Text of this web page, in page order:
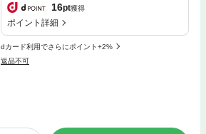
16pt獲得
ポイント詳細
dカード利用でさらにポイント+2%
返品不可